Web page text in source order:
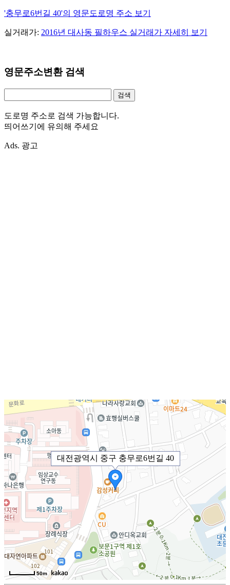
'충무로6번길 40'의 영문도로명 주소 보기
실거래가: 2016년 대사동 필하우스 실거래가 자세히 보기
영문주소변환 검색
도로명 주소로 검색 가능합니다.
띄어쓰기에 유의해 주세요
Ads. 광고
대전광역시 중구 충무로6번길 40
50m